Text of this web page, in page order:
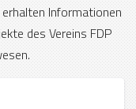
Informationen
des Vereins FDP